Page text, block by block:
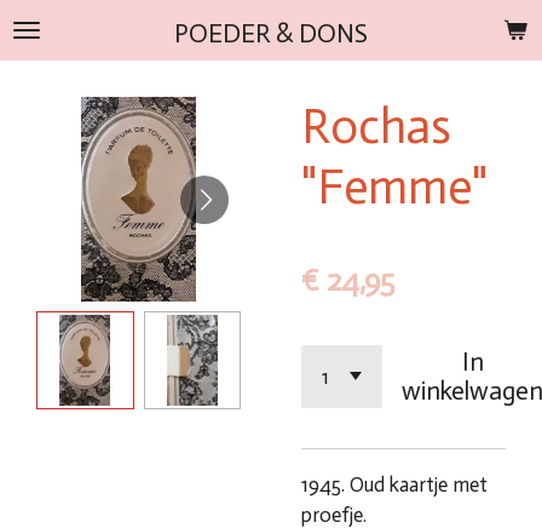
Ga
direct
hoofdinhoud
POEDER & DONS
Rochas
"Femme"
€ 24,95
In
1945. Oud kaartje met
proefje.